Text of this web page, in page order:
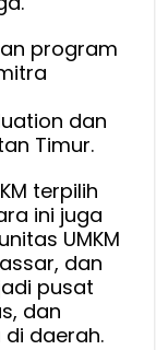
program
dan
Timur.
terpilih
ini juga
UMKM
dan
pusat
dan
daerah.